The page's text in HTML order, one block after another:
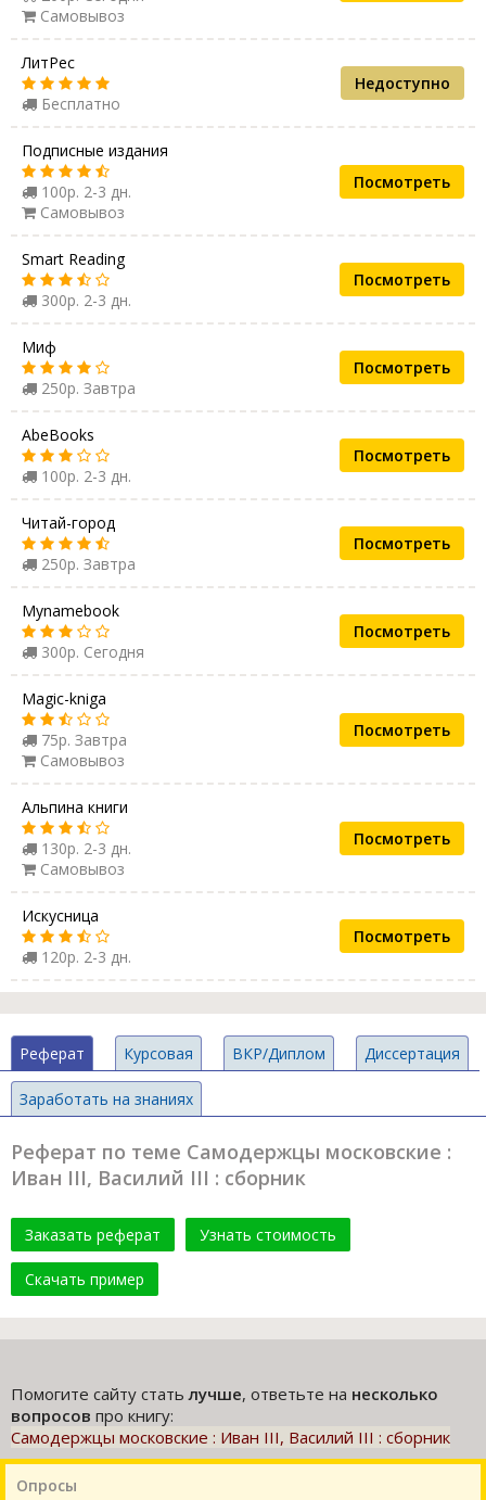
Самовывоз
ЛитРес
Бесплатно
Недоступно
Подписные издания
100р. 2-3 дн.
Самовывоз
Посмотреть
Smart Reading
300р. 2-3 дн.
Посмотреть
Миф
250р. Завтра
Посмотреть
AbeBooks
100р. 2-3 дн.
Посмотреть
Читай-город
250р. Завтра
Посмотреть
Mynamebook
300р. Сегодня
Посмотреть
Magic-kniga
75р. Завтра
Самовывоз
Посмотреть
Альпина книги
130р. 2-3 дн.
Самовывоз
Посмотреть
Искусница
120р. 2-3 дн.
Посмотреть
Реферат Курсовая ВКР/Диплом Диссертация
Заработать на знаниях
Реферат по теме Самодержцы московские :
Иван III, Василий III : сборник
Заказать реферат Узнать стоимость
Скачать пример
Помогите сайту статьлучше, ответьте на несколько
вопросов про книгу:
Самодержцы московские : Иван III, Василий III : сборник
Опросы